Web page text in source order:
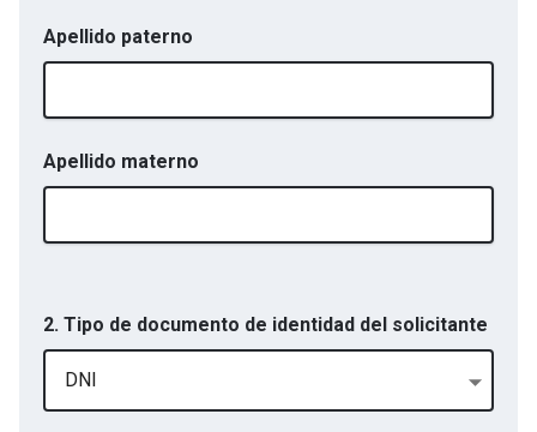
Apellido paterno
Apellido materno
2. Tipo de documento de identidad del solicitante
DNI